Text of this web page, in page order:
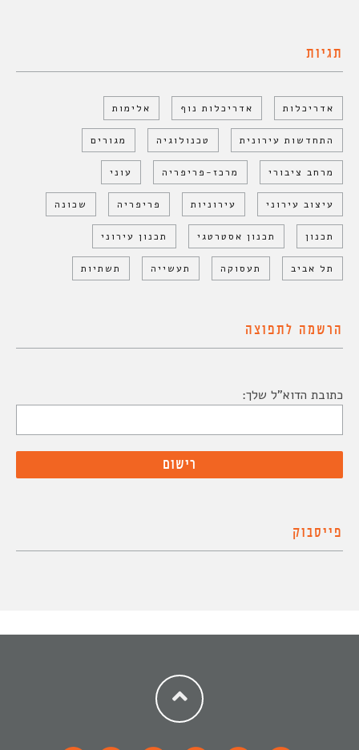
תגיות
אדריכלות אדריכלות נוף אלימות
התחדשות עירונית טכנולוגיה מגורים
מרחב ציבורי מרכז-פריפריה עוני
עיצוב עירוני עירוניות פריפריה שכונה
תכנון תכנון אסטרטגי תכנון עירוני
תל אביב תעסוקה תעשייה תשתיות
הרשמה לתפוצה
כתובת הדוא"ל שלך:
פייסבוק